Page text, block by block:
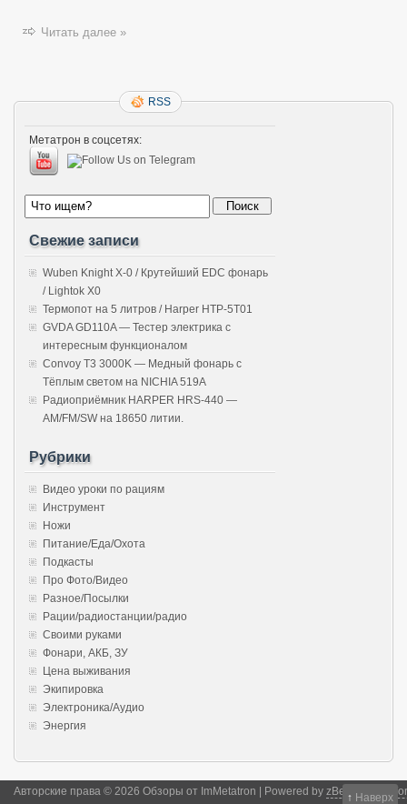
Читать далее »
RSS
Метатрон в соцсетях:
Свежие записи
Wuben Knight X-0 / Крутейший EDC фонарь
/ Lightok X0
Термопот на 5 литров / Harper HTP-5T01
GVDA GD110A — Тестер электрика с
интересным функционалом
Convoy T3 3000K — Медный фонарь с
Тёплым светом на NICHIA 519A
Радиоприёмник HARPER HRS-440 —
AM/FM/SW на 18650 литии.
Рубрики
Видео уроки по рациям
Инструмент
Ножи
Питание/Еда/Охота
Подкасты
Про Фото/Видео
Разное/Посылки
Рации/радиостанции/радио
Своими руками
Фонари, АКБ, ЗУ
Цена выживания
Экипировка
Электроника/Аудио
Энергия
Авторские права © 2026 Обзоры от ImMetatron | Powered by zBench
↑ Наверх